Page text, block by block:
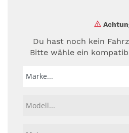
Du hast noch kein
Bitte wähle ein